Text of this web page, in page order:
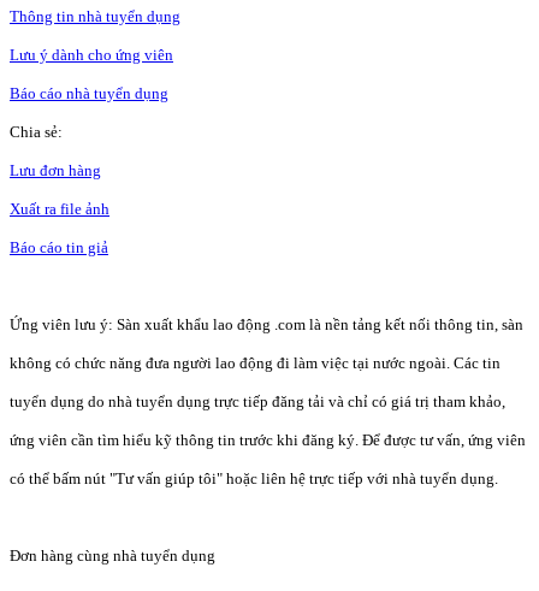
Thông tin nhà tuyển dụng
Lưu ý dành cho ứng viên
Báo cáo nhà tuyển dụng
Chia sẻ:
Lưu đơn hàng
Xuất ra file ảnh
Báo cáo tin giả
Ứng viên lưu ý: Sàn xuất khẩu lao động .com là nền tảng kết nối thông tin, sàn
không có chức năng đưa người lao động đi làm việc tại nước ngoài. Các tin
tuyển dụng do nhà tuyển dụng trực tiếp đăng tải và chỉ có giá trị tham khảo,
ứng viên cần tìm hiểu kỹ thông tin trước khi đăng ký. Để được tư vấn, ứng viên
có thể bấm nút "Tư vấn giúp tôi" hoặc liên hệ trực tiếp với nhà tuyển dụng.
Đơn hàng cùng nhà tuyển dụng